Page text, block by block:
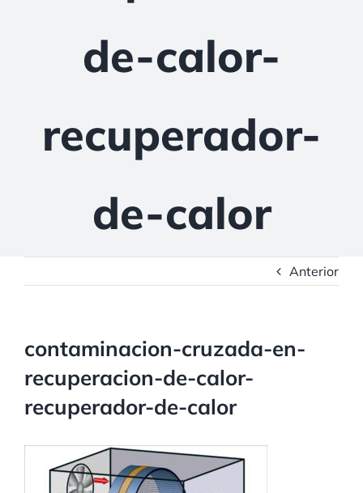
de-calor-
recuperador-
de-calor
Anterior
contaminacion-cruzada-en-
recuperacion-de-calor-
recuperador-de-calor